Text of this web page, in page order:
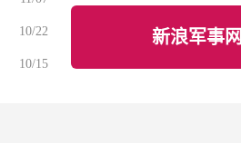
10/22
10/15
新浪军事网